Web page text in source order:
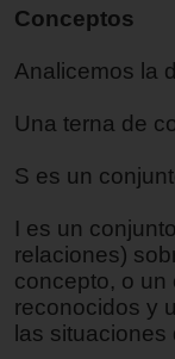
Conceptos
Analicemos la
Una terna de
S es un
I es un
relaciones)
concepto, o un
reconocidos y
las situaciones